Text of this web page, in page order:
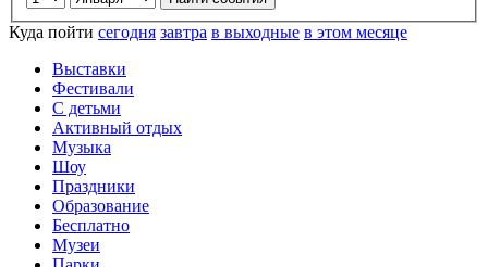
Куда пойти сегодня завтра в выходные в этом месяце
Выставки
Фестивали
С детьми
Активный отдых
Музыка
Шоу
Праздники
Образование
Бесплатно
Музеи